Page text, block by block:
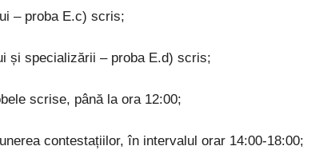
– proba E.c) scris;
și specializării – proba E.d) scris;
scrise, până la ora 12:00;
contestațiilor, în intervalul orar 14:00-18:00;